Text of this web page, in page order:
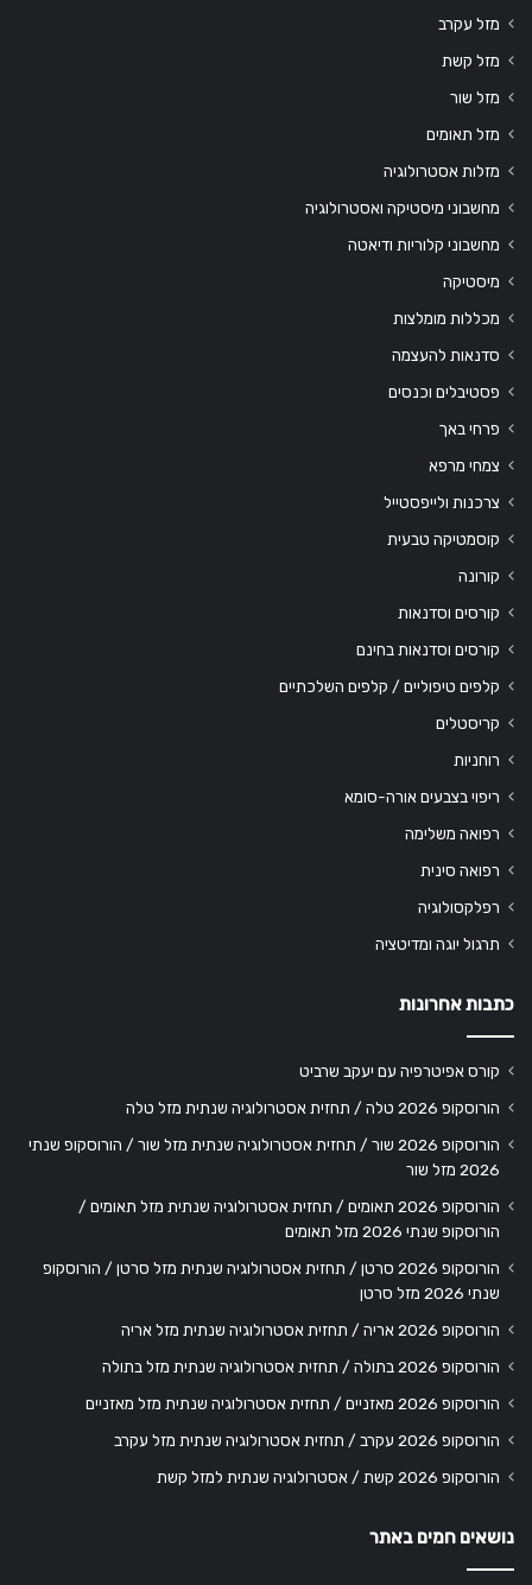
מזל עקרב
מזל קשת
מזל שור
מזל תאומים
מזלות אסטרולוגיה
מחשבוני מיסטיקה ואסטרולוגיה
מחשבוני קלוריות ודיאטה
מיסטיקה
מכללות מומלצות
סדנאות להעצמה
פסטיבלים וכנסים
פרחי באך
צמחי מרפא
צרכנות ולייפסטייל
קוסמטיקה טבעית
קורונה
קורסים וסדנאות
קורסים וסדנאות בחינם
קלפים טיפוליים / קלפים השלכתיים
קריסטלים
רוחניות
ריפוי בצבעים אורה-סומא
רפואה משלימה
רפואה סינית
רפלקסולוגיה
תרגול יוגה ומדיטציה
כתבות אחרונות
קורס אפיטרפיה עם יעקב שרביט
הורוסקופ 2026 טלה / תחזית אסטרולוגיה שנתית מזל טלה
הורוסקופ 2026 שור / תחזית אסטרולוגיה שנתית מזל שור / הורוסקופ שנתי
2026 מזל שור
הורוסקופ 2026 תאומים / תחזית אסטרולוגיה שנתית מזל תאומים /
הורוסקופ שנתי 2026 מזל תאומים
הורוסקופ 2026 סרטן / תחזית אסטרולוגיה שנתית מזל סרטן / הורוסקופ
שנתי 2026 מזל סרטן
הורוסקופ 2026 אריה / תחזית אסטרולוגיה שנתית מזל אריה
הורוסקופ 2026 בתולה / תחזית אסטרולוגיה שנתית מזל בתולה
הורוסקופ 2026 מאזניים / תחזית אסטרולוגיה שנתית מזל מאזניים
הורוסקופ 2026 עקרב / תחזית אסטרולוגיה שנתית מזל עקרב
הורוסקופ 2026 קשת / אסטרולוגיה שנתית למזל קשת
נושאים חמים באתר